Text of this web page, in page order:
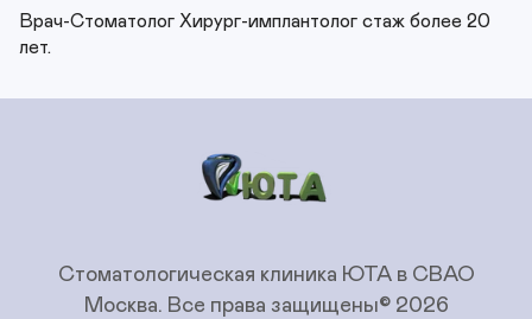
Врач-Стоматолог Хирург-имплантолог стаж более 20
лет.
Стоматологическая клиника ЮТА в СВАО
Москва. Все права защищены© 2026